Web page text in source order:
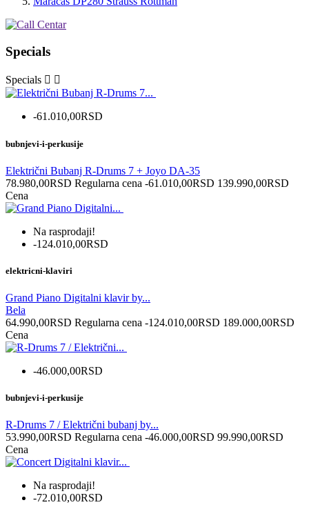
Specials
Specials  
-61.010,00RSD
bubnjevi-i-perkusije
Električni Bubanj R-Drums 7 + Joyo DA-35
78.980,00RSD Regularna cena -61.010,00RSD 139.990,00RSD
Cena
Na rasprodaji!
-124.010,00RSD
elektricni-klaviri
Grand Piano Digitalni klavir by...
Bela
64.990,00RSD Regularna cena -124.010,00RSD 189.000,00RSD
Cena
-46.000,00RSD
bubnjevi-i-perkusije
R-Drums 7 / Električni bubanj by...
53.990,00RSD Regularna cena -46.000,00RSD 99.990,00RSD
Cena
Na rasprodaji!
-72.010,00RSD